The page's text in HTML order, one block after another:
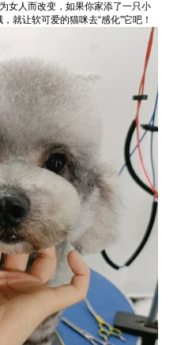
女人而改变，如果你家添了一只小
就让软可爱的猫咪去“感化”它吧！